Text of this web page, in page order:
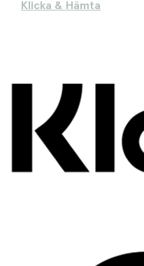
Klicka & Hämta